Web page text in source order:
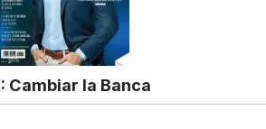
Cambiar la Banca